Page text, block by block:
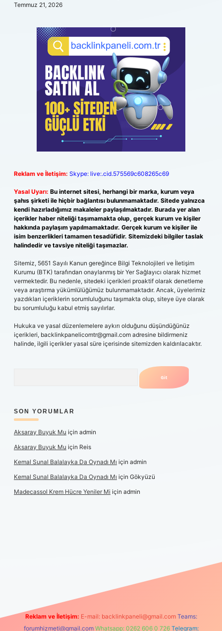
Temmuz 21, 2026
Reklam ve İletişim: Skype: live:.cid.575569c608265c69
Yasal Uyarı: Bu internet sitesi, herhangi bir marka, kurum veya
şahıs şirketi ile hiçbir bağlantısı bulunmamaktadır. Sitede yalnızca
kendi hazırladığımız makaleler paylaşılmaktadır. Burada yer alan
içerikler haber niteliği taşımamakta olup, gerçek kurum ve kişiler
hakkında paylaşım yapılmamaktadır. Gerçek kurum ve kişiler ile
isim benzerlikleri tamamen tesadüfidir. Sitemizdeki bilgiler taslak
halindedir ve tavsiye niteliği taşımazlar.
Sitemiz, 5651 Sayılı Kanun gereğince Bilgi Teknolojileri ve İletişim
Kurumu (BTK) tarafından onaylanmış bir Yer Sağlayıcı olarak hizmet
vermektedir. Bu nedenle, sitedeki içerikleri proaktif olarak denetleme
veya araştırma yükümlülüğümüz bulunmamaktadır. Ancak, üyelerimiz
yazdıkları içeriklerin sorumluluğunu taşımakta olup, siteye üye olarak
bu sorumluluğu kabul etmiş sayılırlar.
Hukuka ve yasal düzenlemelere aykırı olduğunu düşündüğünüz
içerikleri, backlinkpanelicomtr@gmail.com adresine bildirmeniz
halinde, ilgili içerikler yasal süre içerisinde sitemizden kaldırılacaktır.
SON YORUMLAR
Aksaray Buyuk Mu için admin
Aksaray Buyuk Mu için Reis
Kemal Sunal Balalayka Da Oynadı Mı için admin
Kemal Sunal Balalayka Da Oynadı Mı için Gökyüzü
Madecassol Krem Hücre Yeniler Mi için admin
Reklam ve İletişim: E-mail: backlinkpaneli@gmail.com Teams:
forumhizmeti@gmail.com Whatsapp: 0262 606 0 726 Telegram: